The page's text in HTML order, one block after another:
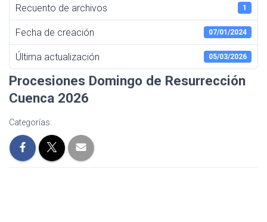
I
Ó
N
Recuento de archivos 1
Fecha de creación 07/01/2024
Última actualización 05/03/2026
Procesiones Domingo de Resurrección
Cuenca 2026
Categorías: